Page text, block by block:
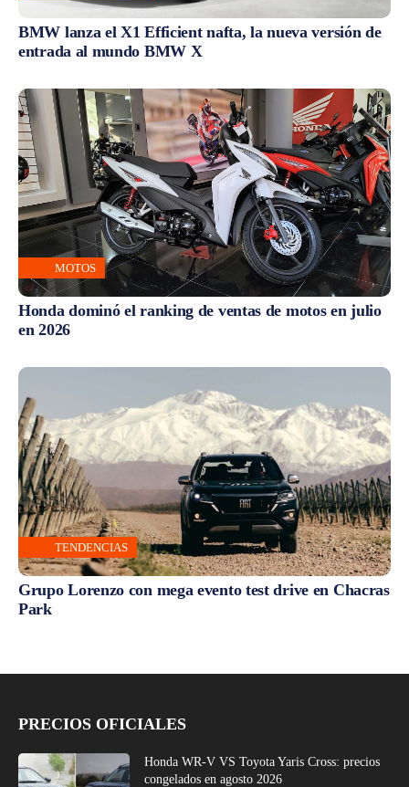
BMW lanza el X1 Efficient nafta, la nueva versión de
entrada al mundo BMW X
MOTOS
Honda dominó el ranking de ventas de motos en julio
en 2026
TENDENCIAS
Grupo Lorenzo con mega evento test drive en Chacras
Park
PRECIOS OFICIALES
Honda WR-V VS Toyota Yaris Cross: precios
congelados en agosto 2026